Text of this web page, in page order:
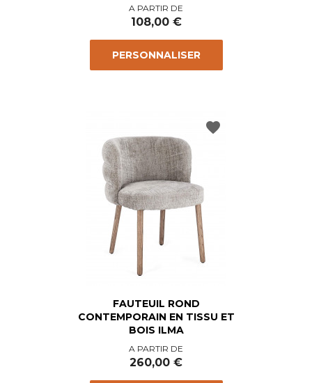
Prix
A PARTIR DE
108,00 €
PERSONNALISER
FAUTEUIL ROND
CONTEMPORAIN EN TISSU ET
BOIS ILMA
Prix
A PARTIR DE
260,00 €
favorite